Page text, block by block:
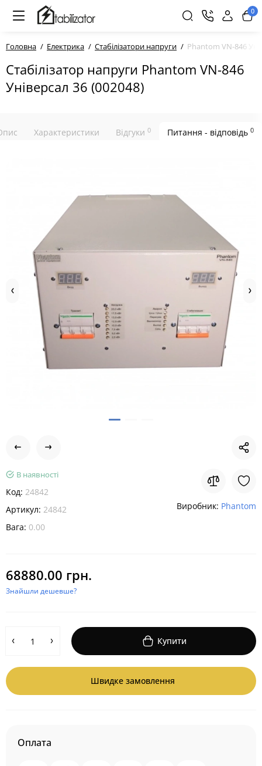
0
Головна Електрика Стабілізатори напруги Phantom VN-846
Стабілізатор напруги Phantom VN-846
Універсал 36 (002048)
Характеристики Відгуки 0 Питання - відповідь 0
В наявності
Код: 24842
Артикул: 24842
Вага: 0.00
Виробник: Phantom
68880.00 грн.
Знайшли дешевше?
Купити
Швидке замовлення
Оплата